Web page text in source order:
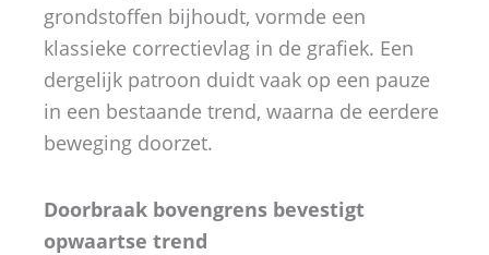
grondstoffen bijhoudt, vormde een
klassieke correctievlag in de grafiek. Een
dergelijk patroon duidt vaak op een pauze
in een bestaande trend, waarna de eerdere
beweging doorzet.
Doorbraak bovengrens bevestigt
opwaartse trend